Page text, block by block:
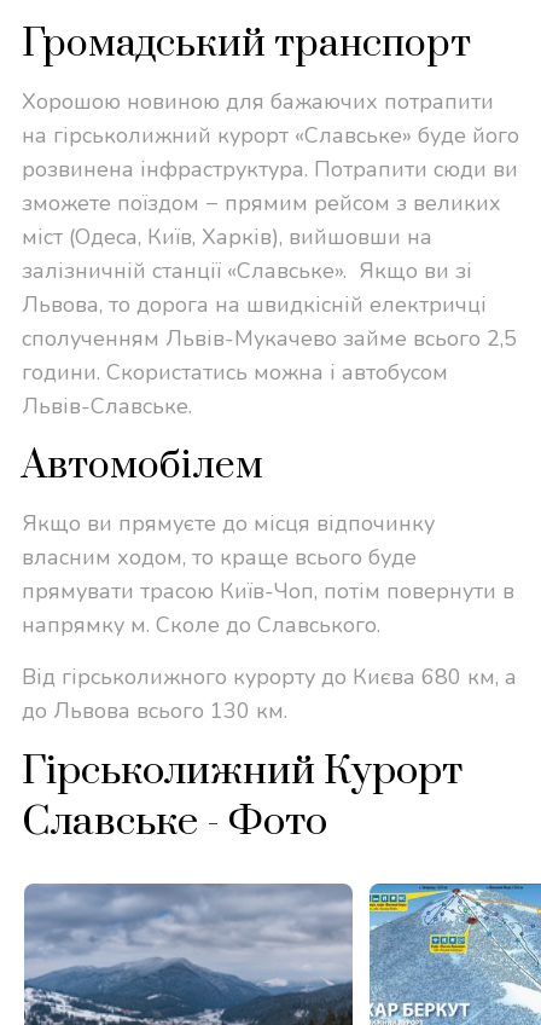
Громадський транспорт
Хорошою новиною для бажаючих потрапити
на гірськолижний курорт «Славське» буде його
розвинена інфраструктура. Потрапити сюди ви
зможете поїздом − прямим рейсом з великих
міст (Одеса, Київ, Харків), вийшовши на
залізничній станції «Славське». Якщо ви зі
Львова, то дорога на швидкісній електричці
сполученням Львів-Мукачево займе всього 2,5
години. Скористатись можна і автобусом
Львів-Славське.
Автомобілем
Якщо ви прямуєте до місця відпочинку
власним ходом, то краще всього буде
прямувати трасою Київ-Чоп, потім повернути в
напрямку м. Сколе до Славського.
Від гірськолижного курорту до Києва 680 км, а
до Львова всього 130 км.
Гірськолижний Курорт
Славське - Фото